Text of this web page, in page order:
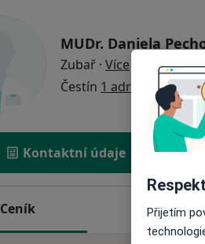
MUDr. Daniela
Zubař · Více o
Čestín 1 adresa
Kontaktní údaje
Ceník Adresy
Přijetím